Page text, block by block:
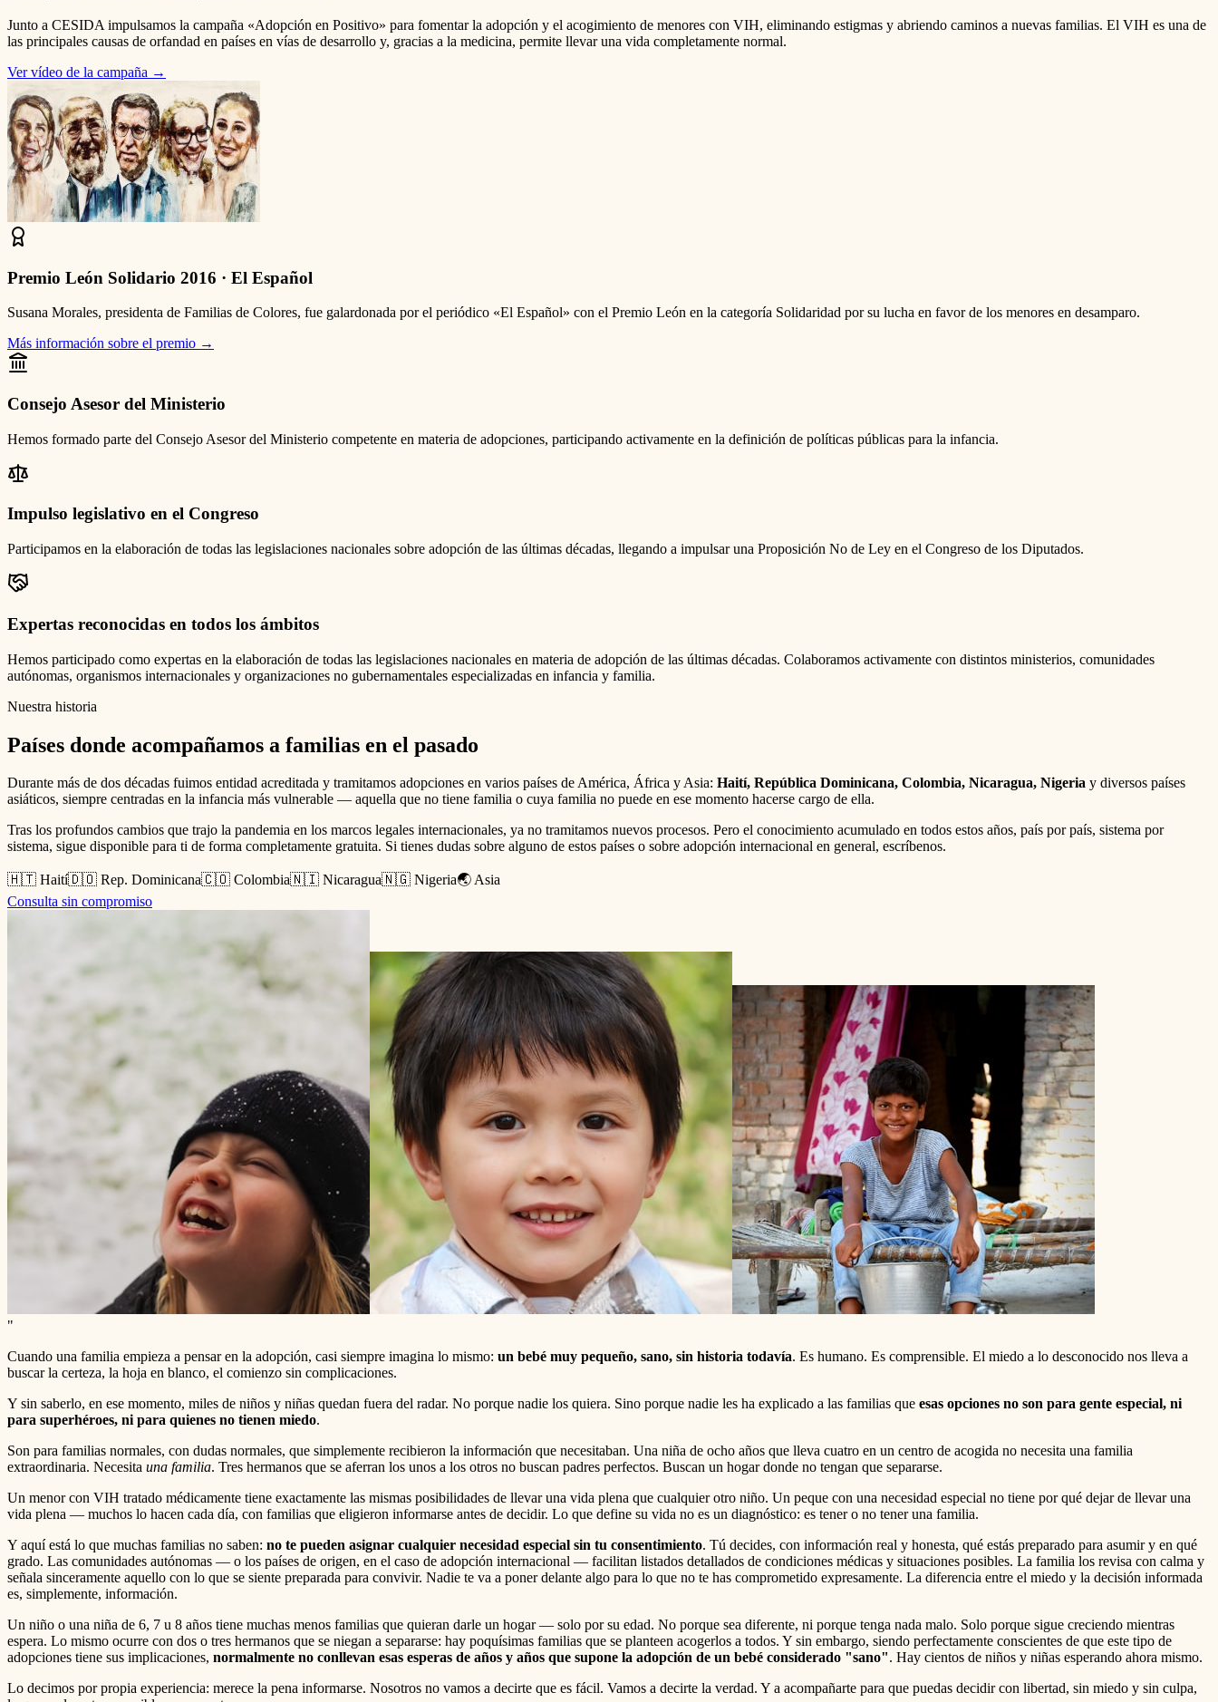
Junto a CESIDA impulsamos la campaña «Adopción en Positivo» para fomentar la adopción y el acogimiento de menores con VIH, eliminando estigmas y abriendo caminos a nuevas familias. El VIH es una de
las principales causas de orfandad en países en vías de desarrollo y, gracias a la medicina, permite llevar una vida completamente normal.
Ver vídeo de la campaña →
Premio León Solidario 2016 · El Español
Susana Morales, presidenta de Familias de Colores, fue galardonada por el periódico «El Español» con el Premio León en la categoría Solidaridad por su lucha en favor de los menores en desamparo.
Más información sobre el premio →
Consejo Asesor del Ministerio
Hemos formado parte del Consejo Asesor del Ministerio competente en materia de adopciones, participando activamente en la definición de políticas públicas para la infancia.
Impulso legislativo en el Congreso
Participamos en la elaboración de todas las legislaciones nacionales sobre adopción de las últimas décadas, llegando a impulsar una Proposición No de Ley en el Congreso de los Diputados.
Expertas reconocidas en todos los ámbitos
Hemos participado como expertas en la elaboración de todas las legislaciones nacionales en materia de adopción de las últimas décadas. Colaboramos activamente con distintos ministerios, comunidades
autónomas, organismos internacionales y organizaciones no gubernamentales especializadas en infancia y familia.
Nuestra historia
Países donde acompañamos a familias en el pasado
Durante más de dos décadas fuimos entidad acreditada y tramitamos adopciones en varios países de América, África y Asia: Haití, República Dominicana, Colombia, Nicaragua, Nigeria y diversos países
asiáticos, siempre centradas en la infancia más vulnerable — aquella que no tiene familia o cuya familia no puede en ese momento hacerse cargo de ella.
Tras los profundos cambios que trajo la pandemia en los marcos legales internacionales, ya no tramitamos nuevos procesos. Pero el conocimiento acumulado en todos estos años, país por país, sistema por
sistema, sigue disponible para ti de forma completamente gratuita. Si tienes dudas sobre alguno de estos países o sobre adopción internacional en general, escríbenos.
🇭🇹 Haití🇩🇴 Rep. Dominicana🇨🇴 Colombia🇳🇮 Nicaragua🇳🇬 Nigeria🌏 Asia
Consulta sin compromiso
"
Cuando una familia empieza a pensar en la adopción, casi siempre imagina lo mismo: un bebé muy pequeño, sano, sin historia todavía. Es humano. Es comprensible. El miedo a lo desconocido nos lleva a
buscar la certeza, la hoja en blanco, el comienzo sin complicaciones.
Y sin saberlo, en ese momento, miles de niños y niñas quedan fuera del radar. No porque nadie los quiera. Sino porque nadie les ha explicado a las familias que esas opciones no son para gente especial, ni
para superhéroes, ni para quienes no tienen miedo.
Son para familias normales, con dudas normales, que simplemente recibieron la información que necesitaban. Una niña de ocho años que lleva cuatro en un centro de acogida no necesita una familia
extraordinaria. Necesita una familia. Tres hermanos que se aferran los unos a los otros no buscan padres perfectos. Buscan un hogar donde no tengan que separarse.
Un menor con VIH tratado médicamente tiene exactamente las mismas posibilidades de llevar una vida plena que cualquier otro niño. Un peque con una necesidad especial no tiene por qué dejar de llevar una
vida plena — muchos lo hacen cada día, con familias que eligieron informarse antes de decidir. Lo que define su vida no es un diagnóstico: es tener o no tener una familia.
Y aquí está lo que muchas familias no saben: no te pueden asignar cualquier necesidad especial sin tu consentimiento. Tú decides, con información real y honesta, qué estás preparado para asumir y en qué
grado. Las comunidades autónomas — o los países de origen, en el caso de adopción internacional — facilitan listados detallados de condiciones médicas y situaciones posibles. La familia los revisa con calma y
señala sinceramente aquello con lo que se siente preparada para convivir. Nadie te va a poner delante algo para lo que no te has comprometido expresamente. La diferencia entre el miedo y la decisión informada
es, simplemente, información.
Un niño o una niña de 6, 7 u 8 años tiene muchas menos familias que quieran darle un hogar — solo por su edad. No porque sea diferente, ni porque tenga nada malo. Solo porque sigue creciendo mientras
espera. Lo mismo ocurre con dos o tres hermanos que se niegan a separarse: hay poquísimas familias que se planteen acogerlos a todos. Y sin embargo, siendo perfectamente conscientes de que este tipo de
adopciones tiene sus implicaciones, normalmente no conllevan esas esperas de años y años que supone la adopción de un bebé considerado "sano". Hay cientos de niños y niñas esperando ahora mismo.
Lo decimos por propia experiencia: merece la pena informarse. Nosotros no vamos a decirte que es fácil. Vamos a decirte la verdad. Y a acompañarte para que puedas decidir con libertad, sin miedo y sin culpa,